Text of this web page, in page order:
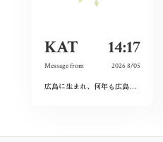
KAT 14:17
Message from 2026 8/05
広島に生まれ、何年も広島を離れて過ごしたけれど、なぜか、常に広島に対する想いは持ち続けていた。